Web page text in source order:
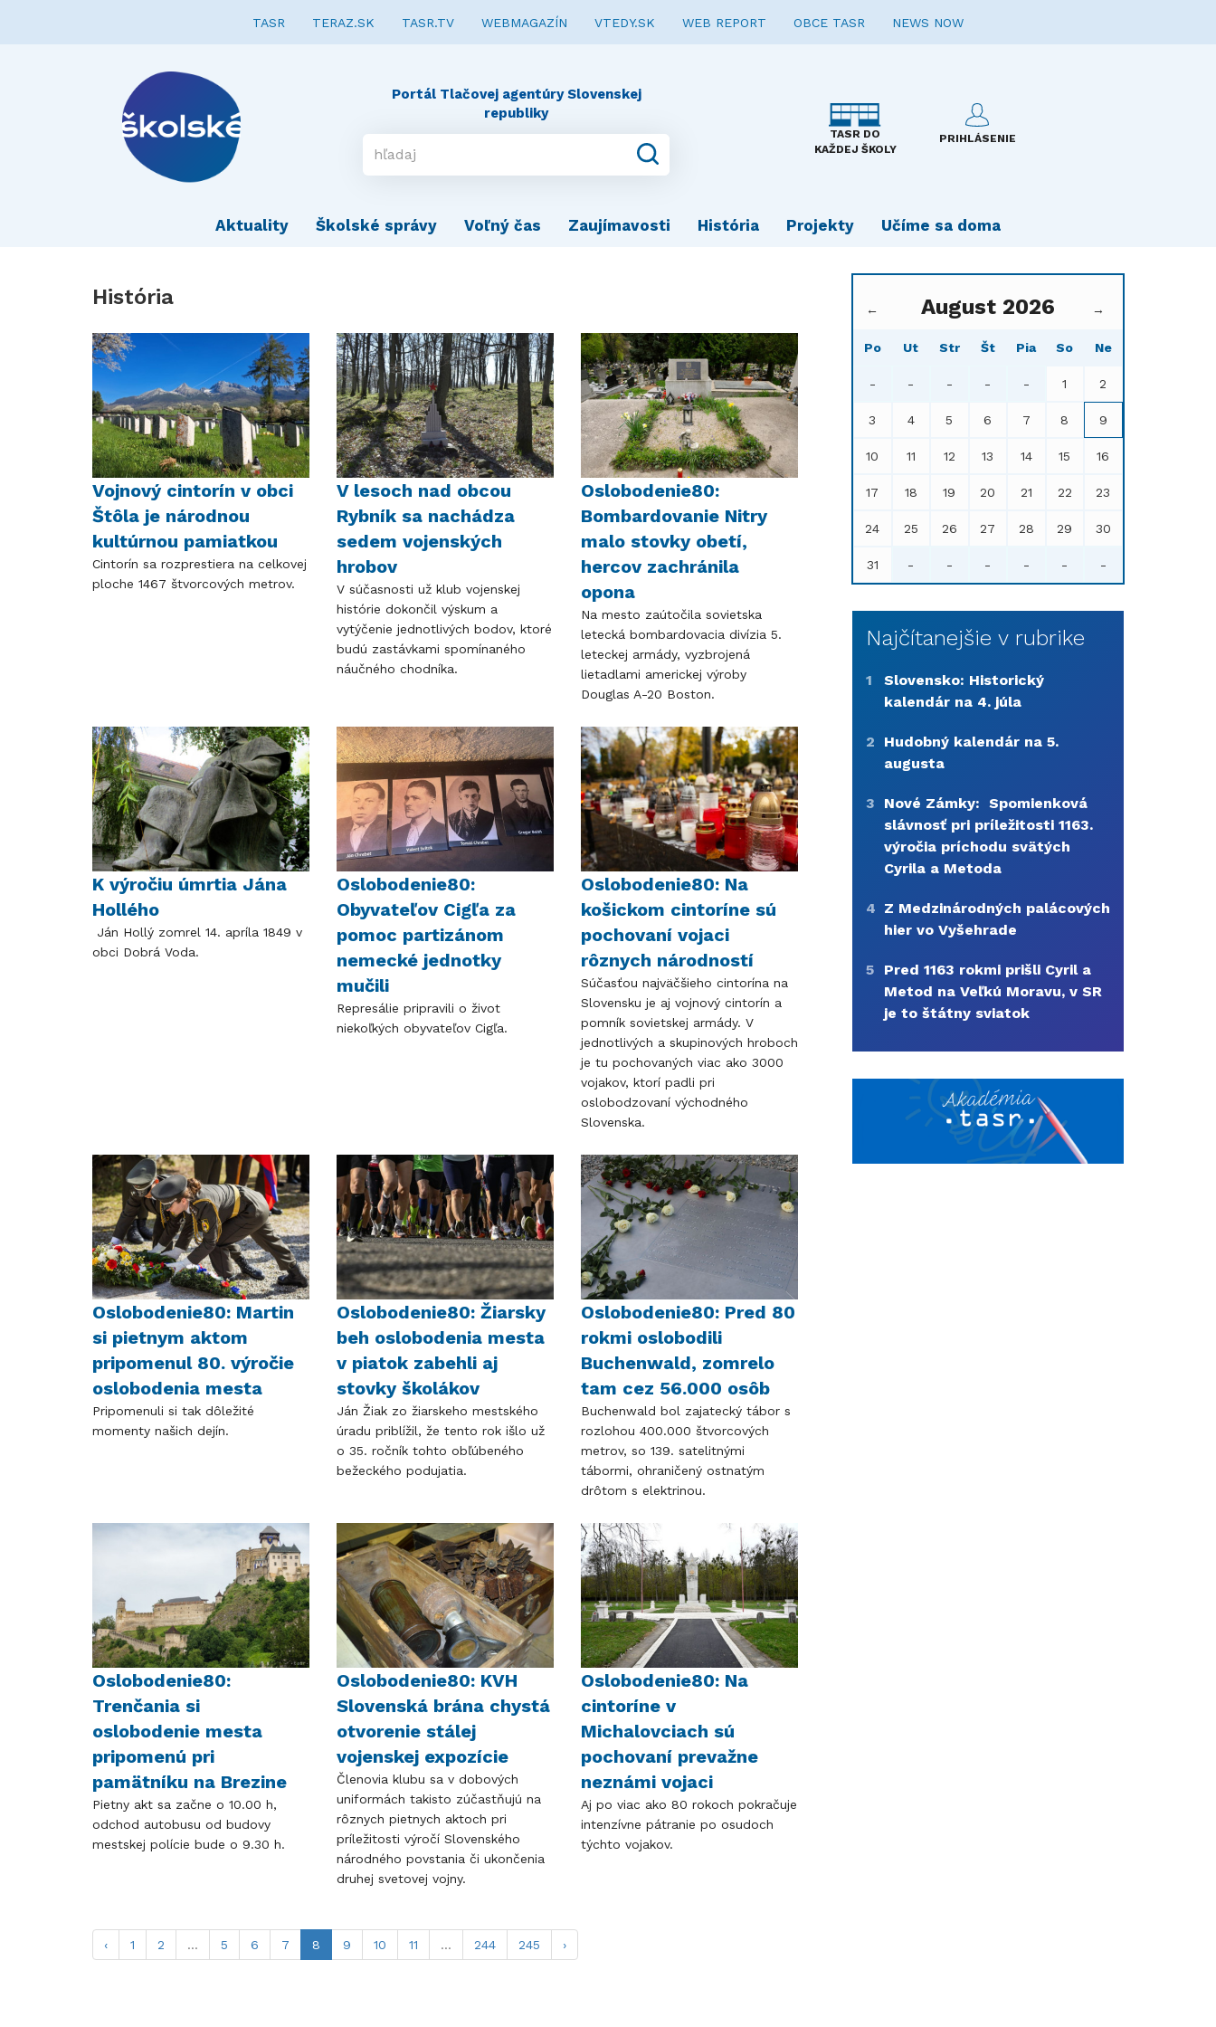
TASR TERAZ.SK TASR.TV WEBMAGAZÍN VTEDY.SK WEB REPORT OBCE TASR NEWS NOW
Portál Tlačovej agentúry Slovenskej
republiky
TASR DO
KAŽDEJ ŠKOLY
PRIHLÁSENIE
Aktuality Školské správy Voľný čas Zaujímavosti História Projekty Učíme sa doma
História
Vojnový cintorín v obci
Štôla je národnou
kultúrnou pamiatkou
Cintorín sa rozprestiera na celkovej
ploche 1467 štvorcových metrov.
V lesoch nad obcou
Rybník sa nachádza
sedem vojenských
hrobov
V súčasnosti už klub vojenskej
histórie dokončil výskum a
vytýčenie jednotlivých bodov, ktoré
budú zastávkami spomínaného
náučného chodníka.
Oslobodenie80:
Bombardovanie Nitry
malo stovky obetí,
hercov zachránila
opona
Na mesto zaútočila sovietska
letecká bombardovacia divízia 5.
leteckej armády, vyzbrojená
lietadlami americkej výroby
Douglas A-20 Boston.
K výročiu úmrtia Jána
Hollého
Ján Hollý zomrel 14. apríla 1849 v
obci Dobrá Voda.
Oslobodenie80:
Obyvateľov Cigľa za
pomoc partizánom
nemecké jednotky
mučili
Represálie pripravili o život
niekoľkých obyvateľov Cigľa.
Oslobodenie80: Na
košickom cintoríne sú
pochovaní vojaci
rôznych národností
Súčasťou najväčšieho cintorína na
Slovensku je aj vojnový cintorín a
pomník sovietskej armády. V
jednotlivých a skupinových hroboch
je tu pochovaných viac ako 3000
vojakov, ktorí padli pri
oslobodzovaní východného
Slovenska.
Oslobodenie80: Martin
si pietnym aktom
pripomenul 80. výročie
oslobodenia mesta
Pripomenuli si tak dôležité
momenty našich dejín.
Oslobodenie80: Žiarsky
beh oslobodenia mesta
v piatok zabehli aj
stovky školákov
Ján Žiak zo žiarskeho mestského
úradu priblížil, že tento rok išlo už
o 35. ročník tohto obľúbeného
bežeckého podujatia.
Oslobodenie80: Pred 80
rokmi oslobodili
Buchenwald, zomrelo
tam cez 56.000 osôb
Buchenwald bol zajatecký tábor s
rozlohou 400.000 štvorcových
metrov, so 139. satelitnými
tábormi, ohraničený ostnatým
drôtom s elektrinou.
Oslobodenie80:
Trenčania si
oslobodenie mesta
pripomenú pri
pamätníku na Brezine
Pietny akt sa začne o 10.00 h,
odchod autobusu od budovy
mestskej polície bude o 9.30 h.
Oslobodenie80: KVH
Slovenská brána chystá
otvorenie stálej
vojenskej expozície
Členovia klubu sa v dobových
uniformách takisto zúčastňujú na
rôznych pietnych aktoch pri
príležitosti výročí Slovenského
národného povstania či ukončenia
druhej svetovej vojny.
Oslobodenie80: Na
cintoríne v
Michalovciach sú
pochovaní prevažne
neznámi vojaci
Aj po viac ako 80 rokoch pokračuje
intenzívne pátranie po osudoch
týchto vojakov.
‹ 1 2 ... 5 6 7 8 9 10 11 ... 244 245 ›
← August 2026 →
Po Ut Str Št Pia So Ne
- - - - - 1 2
3 4 5 6 7 8 9
10 11 12 13 14 15 16
17 18 19 20 21 22 23
24 25 26 27 28 29 30
31 - - - - - -
Najčítanejšie v rubrike
1
Slovensko: Historický
kalendár na 4. júla
2
Hudobný kalendár na 5.
augusta
3
Nové Zámky: Spomienková
slávnosť pri príležitosti 1163.
výročia príchodu svätých
Cyrila a Metoda
4 Z Medzinárodných palácových
hier vo Vyšehrade
5
Pred 1163 rokmi prišli Cyril a
Metod na Veľkú Moravu, v SR
je to štátny sviatok